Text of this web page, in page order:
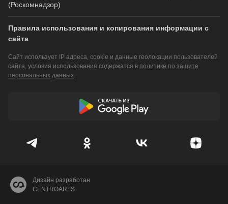
(Роскомнадзор)
Правила использования и копирования информации с
сайта
Сайт использует IP адреса, cookie и данные геолокации пользователей
сайта, условия использования содержатся в политике по защите
персональных данных.
Дизайн разработан
CENTROARTS